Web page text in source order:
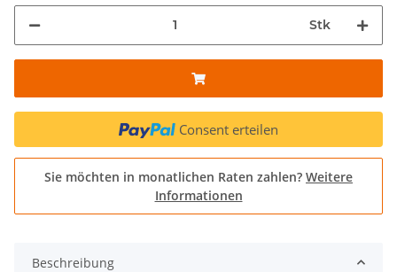
Stk
Consent erteilen
Sie möchten in monatlichen Raten zahlen? Weitere
Informationen
Beschreibung